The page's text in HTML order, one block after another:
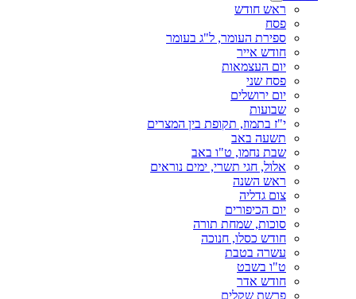
ראש חודש
פסח
ספירת העומר, ל"ג בעומר
חודש אייר
יום העצמאות
פסח שני
יום ירושלים
שבועות
י"ז בתמוז, תקופת בין המצרים
תשעה באב
שבת נחמו, ט"ו באב
אלול, חגי תשרי, ימים נוראים
ראש השנה
צום גדליה
יום הכיפורים
סוכות, שמחת תורה
חודש כסלו, חנוכה
עשרה בטבת
ט"ו בשבט
חודש אדר
פרשת שקלים